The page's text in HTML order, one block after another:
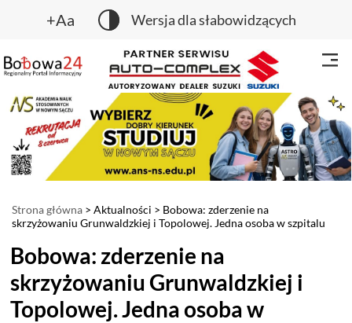
+Aa Wersja dla słabowidzących
Strona główna > Aktualności > Bobowa: zderzenie na
skrzyżowaniu Grunwaldzkiej i Topolowej. Jedna osoba w szpitalu
Bobowa: zderzenie na
skrzyżowaniu Grunwaldzkiej i
Topolowej. Jedna osoba w